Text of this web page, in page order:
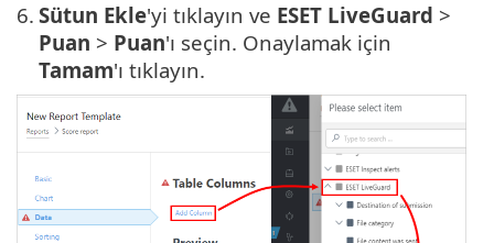
6. Sütun Ekle'yi tıklayın ve ESET LiveGuard >
Puan > Puan'ı seçin. Onaylamak için
Tamam'ı tıklayın.